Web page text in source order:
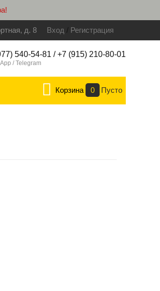
д. 8 Вход / Регистрация
540-54-81 / +7 (915) 210-80-01
/ Telegram
Корзина 0 Пусто